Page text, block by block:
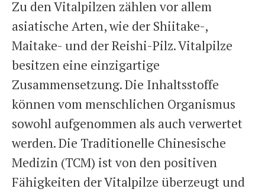
Zu den Vitalpilzen zählen vor allem
asiatische Arten, wie der Shiitake-,
Maitake- und der Reishi-Pilz. Vitalpilze
besitzen eine einzigartige
Zusammensetzung. Die Inhaltsstoffe
können vom menschlichen Organismus
sowohl aufgenommen als auch verwertet
werden. Die Traditionelle Chinesische
Medizin (TCM) ist von den positiven
Fähigkeiten der Vitalpilze überzeugt und